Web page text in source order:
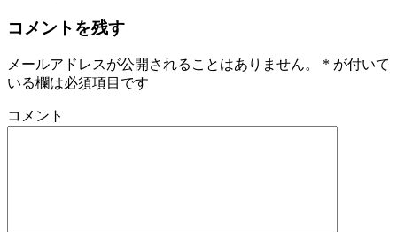
コメントを残す
メールアドレスが公開されることはありません。 * が付いて
いる欄は必須項目です
コメント